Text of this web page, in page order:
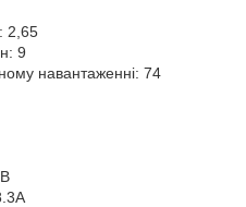
2,65
9
навантаженні: 74